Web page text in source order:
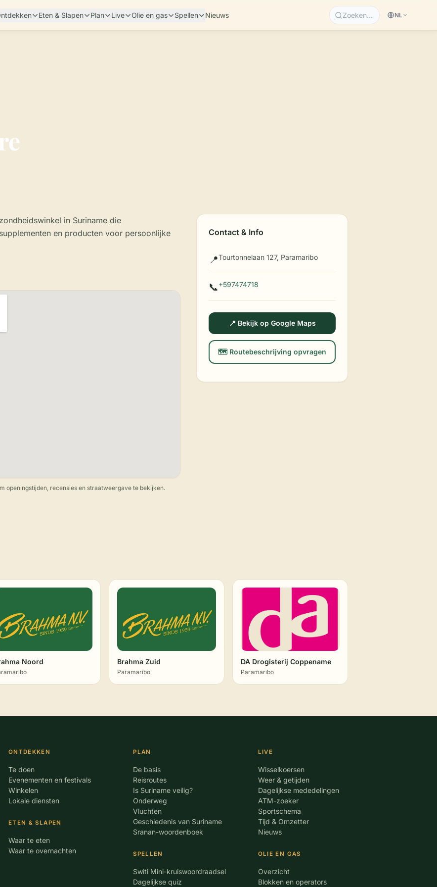
Eten & Slapen Plan Live Olie en gas Spellen Nieuws Zoeken… NL
in Suriname die
en producten voor persoonlijke
openingstijden, recensies en straatweergave te bekijken.
Contact & Info
📍Tourtonnelaan 127, Paramaribo
📞+597474718
📍 Bekijk op Google Maps
🗺️ Routebeschrijving opvragen
Noord Brahma Zuid
Paramaribo
DA Drogisterij Coppename
Paramaribo
ONTDEKKEN
Te doen
Evenementen en festivals
Winkelen
Lokale diensten
ETEN & SLAPEN
Waar te eten
Waar te overnachten
PLAN
De basis
Reisroutes
Is Suriname veilig?
Onderweg
Vluchten
Geschiedenis van Suriname
Sranan-woordenboek
SPELLEN
Switi Mini-kruiswoordraadsel
Dagelijkse quiz
LIVE
Wisselkoersen
Weer & getijden
Dagelijkse mededelingen
ATM-zoeker
Sportschema
Tijd & Omzetter
Nieuws
OLIE EN GAS
Overzicht
Blokken en operators